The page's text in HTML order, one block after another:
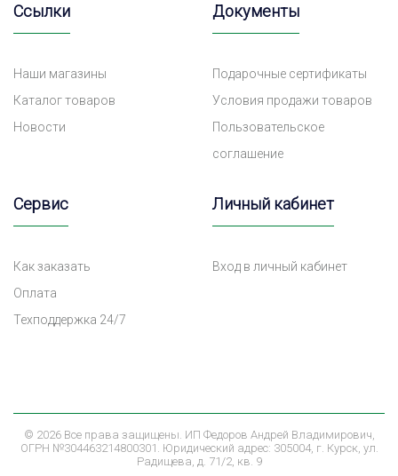
Ссылки
Наши магазины
Каталог товаров
Новости
Документы
Подарочные сертификаты
Условия продажи товаров
Пользовательское
соглашение
Сервис
Как заказать
Оплата
Техподдержка 24/7
Личный кабинет
Вход в личный кабинет
© 2026 Все права защищены. ИП Федоров Андрей Владимирович,
ОГРН №304463214800301. Юридический адрес: 305004, г. Курск, ул.
Радищева, д. 71/2, кв. 9